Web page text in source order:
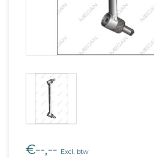
€--,-- Excl. btw